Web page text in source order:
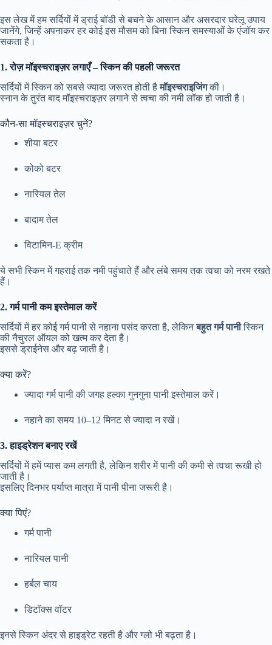
इस लेख में हम सर्दियों में ड्राई बॉडी से बचने के आसान और असरदार घरेलू उपाय
जानेंगे, जिन्हें अपनाकर हर कोई इस मौसम को बिना स्किन समस्याओं के एंजॉय कर
सकता है।
1. रोज़ मॉइस्चराइज़र लगाएँ – स्किन की पहली जरूरत
सर्दियों में स्किन को सबसे ज्यादा जरूरत होती हैमॉइस्चराइजिंगकी।
स्नान के तुरंत बाद मॉइस्चराइज़र लगाने से त्वचा की नमी लॉक हो जाती है।
कौन-सा मॉइस्चराइज़र चुनें?
शीया बटर
कोको बटर
नारियल तेल
बादाम तेल
विटामिन-E क्रीम
ये सभी स्किन में गहराई तक नमी पहुंचाते हैं और लंबे समय तक त्वचा को नरम रखते
हैं।
2. गर्म पानी कम इस्तेमाल करें
सर्दियों में हर कोई गर्म पानी से नहाना पसंद करता है, लेकिनबहुत गर्म पानीस्किन
की नैचुरल ऑयल को खत्म कर देता है।
इससे ड्राईनेस और बढ़ जाती है।
क्या करें?
ज्यादा गर्म पानी की जगह हल्का गुनगुना पानी इस्तेमाल करें।
नहाने का समय 10–12 मिनट से ज्यादा न रखें।
3. हाइड्रेशन बनाए रखें
सर्दियों में हमें प्यास कम लगती है, लेकिन शरीर में पानी की कमी से त्वचा रूखी हो
जाती है।
इसलिए दिनभर पर्याप्त मात्रा में पानी पीना जरूरी है।
क्या पिएं?
गर्म पानी
नारियल पानी
हर्बल चाय
डिटॉक्स वॉटर
इनसे स्किन अंदर से हाइड्रेट रहती है और ग्लो भी बढ़ता है।